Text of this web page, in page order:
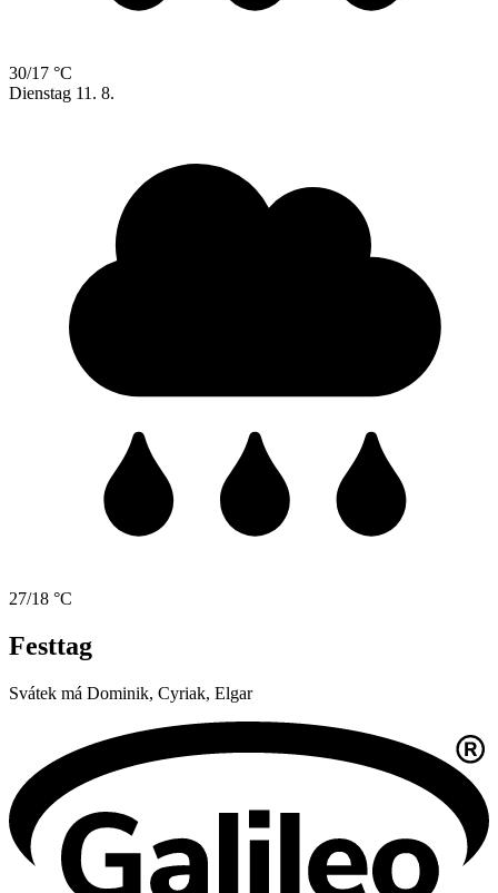
30/17 °C
Dienstag 11. 8.
27/18 °C
Festtag
Svátek má Dominik, Cyriak, Elgar